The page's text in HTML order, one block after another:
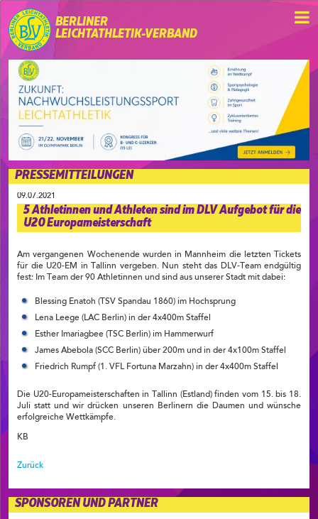
BERLINER
LEICHTATHLETIK-VERBAND
PRESSEMITTEILUNGEN
09.07.2021
5 Athletinnen und Athleten sind im DLV Aufgebot für die
U20 Europameisterschaft
Am vergangenen Wochenende wurden in Mannheim die letzten Tickets
für die U20-EM in Tallinn vergeben. Nun steht das DLV-Team endgültig
fest: Im Team der 90 Athletinnen und sind aus unserer Stadt mit dabei:
Blessing Enatoh (TSV Spandau 1860) im Hochsprung
Lena Leege (LAC Berlin) in der 4x400m Staffel
Esther Imariagbee (TSC Berlin) im Hammerwurf
James Abebola (SCC Berlin) über 200m und in der 4x100m Staffel
Friedrich Rumpf (1. VFL Fortuna Marzahn) in der 4x400m Staffel
Die U20-Europameisterschaften in Tallinn (Estland) finden vom 15. bis 18.
Juli statt und wir drücken unseren Berlinern die Daumen und wünsche
erfolgreiche Wettkämpfe.
KB
Zurück
SPONSOREN UND PARTNER